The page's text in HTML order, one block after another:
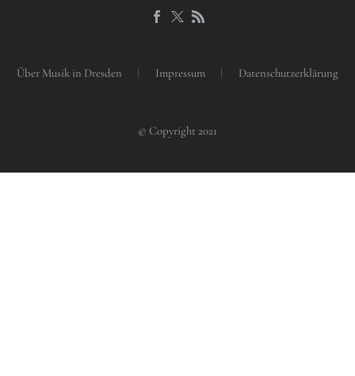
Über Musik in Dresden Impressum Datenschutzerklärung
© Copyright 2021